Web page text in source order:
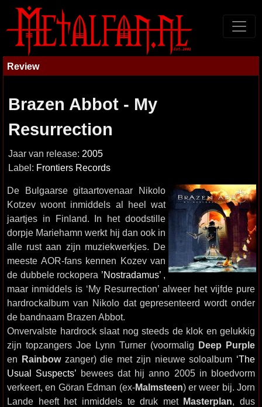
Review
Brazen Abbot - My
Resurrection
Jaar van release: 2005
Label: Frontiers Records
De Bulgaarse gitaartovenaar Nikolo
Kotzev woont inmiddels al heel wat
jaartjes in Finland. In het doodstille
dorpje Mariehamn werkt hij dan ook in
alle rust aan zijn muziekwerkjes. De
meeste AOR-fans kennen Kozev van
de dubbele rockopera ’Nostradamus’ ,
maar inmiddels is ‘My Resurrection’ alweer het vijfde pure
hardrockalbum van Nikolo dat gepresenteerd wordt onder
de bandnaam Brazen Abbot.
Onvervalste hardrock slaat nog steeds de klok en gelukkig
zijn topzangers Joe Lynn Turner (voormalig Deep Purple
en Rainbowzanger) die met zijn nieuwe soloalbum ‘The
Usual Suspects’ bewees dat hij anno 2005 in bloedvorm
verkeert, en Göran Edman (ex-Malmsteen) er weer bij. Jorn
Lande heeft het inmiddels te druk met Masterplan, dus